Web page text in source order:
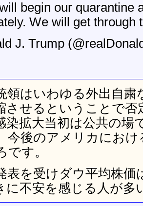
begin our quarantine
We will get through
J. Trump
領はいわゆる外出自
させるということで
染拡大当初は公共の場
今後のアメリカにお
です。
表を受けダウ平均株価
に不安を感じる人が多